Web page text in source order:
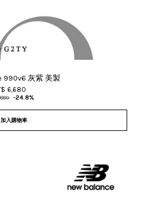
990v6 灰紫 美製
6,680
-24.8%
加入購物車